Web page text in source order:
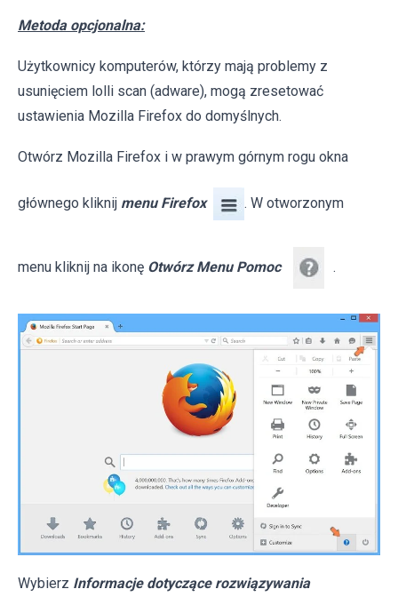
Metoda opcjonalna:
Użytkownicy komputerów, którzy mają problemy z
usunięciem lolli scan (adware), mogą zresetować
ustawienia Mozilla Firefox do domyślnych.
Otwórz Mozilla Firefox i w prawym górnym rogu okna
głównego kliknij menu Firefox . W otworzonym
menu kliknij na ikonę Otwórz Menu Pomoc .
Wybierz Informacje dotyczące rozwiązywania